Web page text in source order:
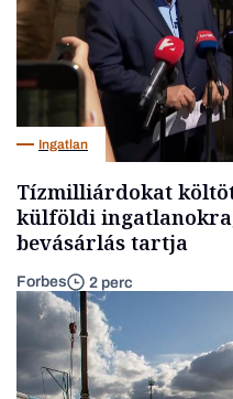
Ingatlan
Tízmilliárdokat
külföldi
bevásárlás tartja
Forbes 2 perc